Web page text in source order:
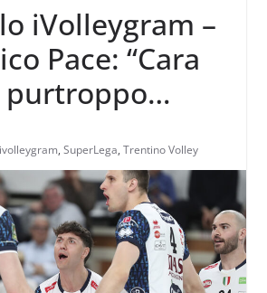
iVolleygram –
Pace: “Cara
purtroppo
ai saluti”
ivolleygram, SuperLega, Trentino Volley